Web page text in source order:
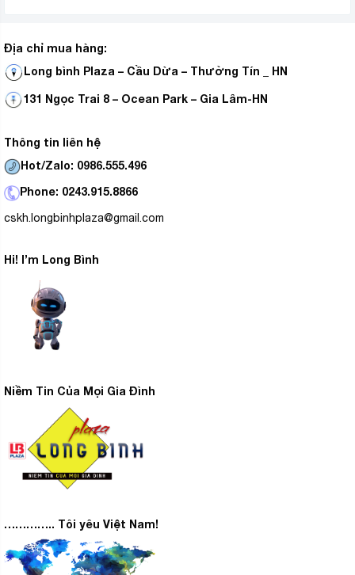
Địa chỉ mua hàng:
Long bình Plaza – Cầu Dừa – Thường Tín _ HN
131 Ngọc Trai 8 – Ocean Park – Gia Lâm-HN
Thông tin liên hệ
Hot/Zalo: 0986.555.496
Phone: 0243.915.8866
cskh.longbinhplaza@gmail.com
Hi! I’m Long Bình
Niềm Tin Của Mọi Gia Đình
………….. Tôi yêu Việt Nam!